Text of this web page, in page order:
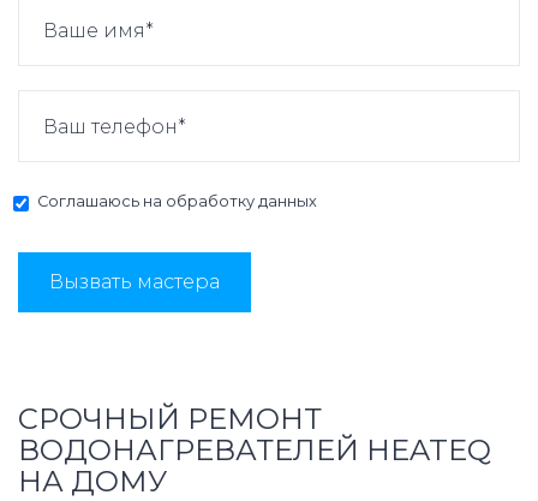
Соглашаюсь на обработку данных
Вызвать мастера
СРОЧНЫЙ РЕМОНТ
ВОДОНАГРЕВАТЕЛЕЙ HEATEQ
НА ДОМУ